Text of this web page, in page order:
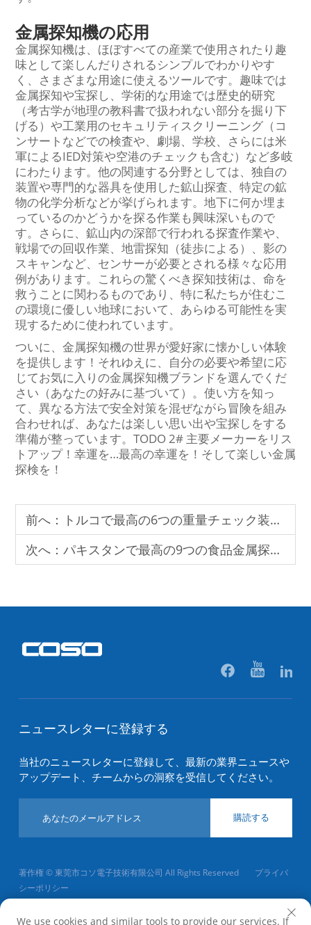
金属探知機の応用
金属探知機は、ほぼすべての産業で使用されたり趣
味として楽しんだりされるシンプルでわかりやす
く、さまざまな用途に使えるツールです。趣味では
金属探知や宝探し、学術的な用途では歴史的研究
（考古学が地理の教科書で扱われない部分を掘り下
げる）や工業用のセキュリティスクリーニング（コ
ンサートなどでの検査や、劇場、学校、さらには米
軍によるIED対策や空港のチェックも含む）など多岐
にわたります。他の関連する分野としては、独自の
装置や専門的な器具を使用した鉱山探査、特定の鉱
物の化学分析などが挙げられます。地下に何か埋ま
っているのかどうかを探る作業も興味深いもので
す。さらに、鉱山内の深部で行われる探査作業や、
戦場での回収作業、地雷探知（徒歩による）、影の
スキャンなど、センサーが必要とされる様々な応用
例があります。これらの驚くべき探知技術は、命を
救うことに関わるものであり、特に私たちが住むこ
の環境に優しい地球において、あらゆる可能性を実
現するために使われています。
ついに、金属探知機の世界が愛好家に懐かしい体験
を提供します！それゆえに、自分の必要や希望に応
じてお気に入りの金属探知機ブランドを選んでくだ
さい（あなたの好みに基づいて）。使い方を知っ
て、異なる方法で安全対策を混ぜながら冒険を組み
合わせれば、あなたは楽しい思い出や宝探しをする
準備が整っています。TODO 2# 主要メーカーをリス
トアップ！幸運を…最高の幸運を！そして楽しい金属
探検を！
前へ： トルコで最高の6つの重量チェック装置メーカー
次へ： パキスタンで最高の9つの食品金属探知機メーカー
ニュースレターに登録する
当社のニュースレターに登録して、最新の業界ニュースや
アップデート、チームからの洞察を受信してください。
購読する
著作権 © 東莞市コソ電子技術有限公司 All Rights Reserved
プライバ
シーポリシー
トップに戻る
We use cookies and similar tools to provide our services. If